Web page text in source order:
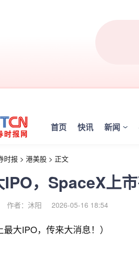
首页 快讯 新闻
时报 > 港美股 > 正文
IPO，SpaceX上
作者：沐阳 2026-05-16 18:54
最大IPO，传来大消息！）